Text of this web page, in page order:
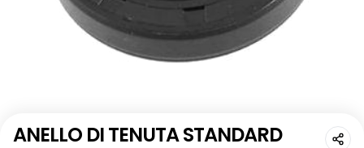
ANELLO DI TENUTA STANDARD